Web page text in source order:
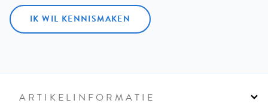
IK WIL KENNISMAKEN
ARTIKELINFORMATIE